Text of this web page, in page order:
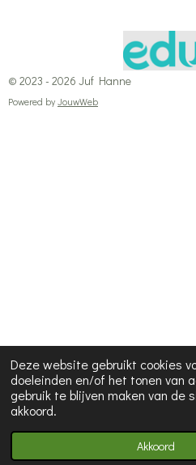
Deze website gebruikt cookies
doeleinden en/of het tonen van
gebruik te blijven maken van de
akkoord.
Akkoord
© 2023 - 2026 Juf Hanne
Powered by JouwWeb